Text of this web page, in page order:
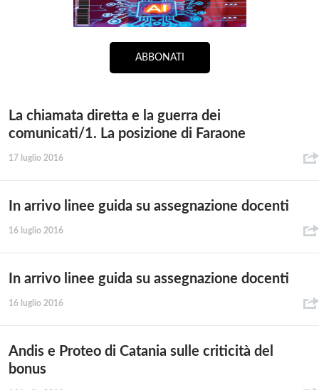
ABBONATI
La chiamata diretta e la guerra dei
comunicati/1. La posizione di Faraone
17 luglio 2016
In arrivo linee guida su assegnazione docenti
16 luglio 2016
In arrivo linee guida su assegnazione docenti
16 luglio 2016
Andis e Proteo di Catania sulle criticità del
bonus